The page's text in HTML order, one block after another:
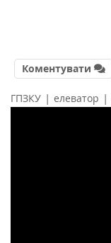
Коментувати
ГПЗКУ | елеватор |